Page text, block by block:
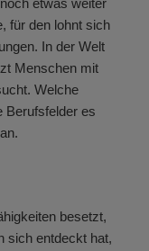
etwas weiter
für den lohnt sich
In der Welt
Menschen mit
Welche
Berufsfelder es
besetzt,
sich entdeckt hat,